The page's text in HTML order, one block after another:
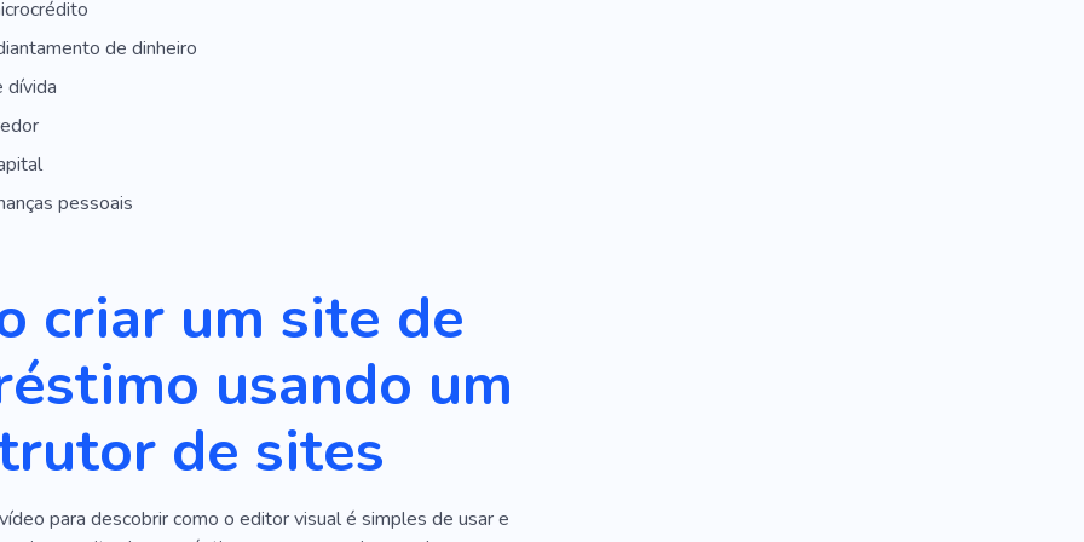
de dinheiro
dívida
pessoais
criar um site de
usando um
de sites
para descobrir como o editor visual é simples de usar e